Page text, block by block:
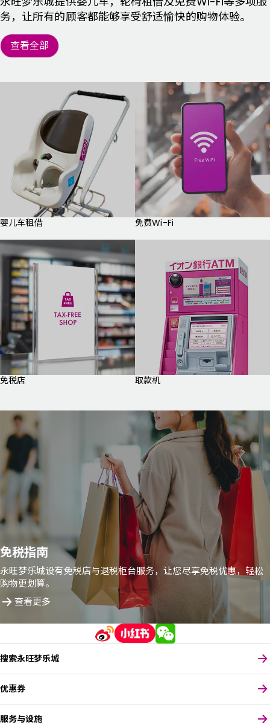
务，让所有的顾客都能够享受舒适愉快的购物体验。
查看全部
婴儿车租借 免费Wi-Fi
免税店 取款机
免税指南
永旺梦乐城设有免税店与退税柜台服务，让您尽享免税优惠，轻松
购物更划算。
查看更多
搜索永旺梦乐城
优惠券
服务与设施